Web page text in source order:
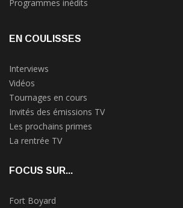
Programmes inédits
EN COULISSES
Interviews
Vidéos
Tournages en cours
Invités des émissions TV
Les prochains primes
La rentrée TV
FOCUS SUR...
Fort Boyard